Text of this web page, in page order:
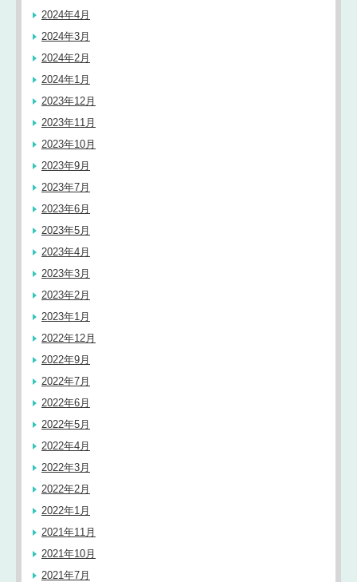
2024年4月
2024年3月
2024年2月
2024年1月
2023年12月
2023年11月
2023年10月
2023年9月
2023年7月
2023年6月
2023年5月
2023年4月
2023年3月
2023年2月
2023年1月
2022年12月
2022年9月
2022年7月
2022年6月
2022年5月
2022年4月
2022年3月
2022年2月
2022年1月
2021年11月
2021年10月
2021年7月